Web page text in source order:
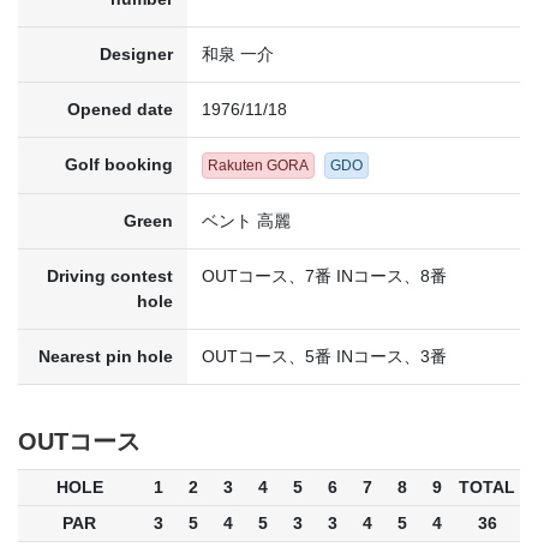
Designer 和泉 一介
Opened date 1976/11/18
Golf booking Rakuten GORA GDO
Green ベント 高麗
Driving contest
hole
OUTコース、7番 INコース、8番
Nearest pin hole OUTコース、5番 INコース、3番
OUTコース
HOLE 1 2 3 4 5 6 7 8 9
TOTAL
PAR
3 5 4 5 3 3 4 5 4 36